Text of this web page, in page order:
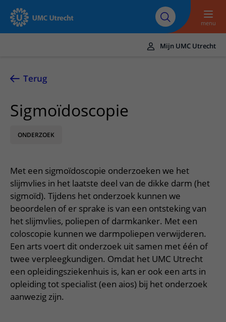
Naar hoofdinhoud
Over UMC
Utrecht
Research
Werken bij het UMC
Utrecht
menu
UMC Utrecht
Zorg en behandeling
Ziekten en aandoeningen
Poliklinieken
Verpleegafdelingen
Onze zorgverleners
Onderzoeken en diagnostiek
Het Wilhelmina Kinderziekenhuis
Afspraak en opname
Bezoek aan de polikliniek
Opname in het ziekenhuis
Voorbereiding op uw afspraak
Bloedprikken
Wachttijden
Bezoektijden
Wijzigen patiëntgegevens
Mijn UMC Utrecht patiëntportaal
Op bezoek in het UMC Utrecht
Apotheek
Winkels en restaurants
Faciliteiten en voorzieningen
Bezoekregels
Kwaliteit en veiligheid
Contact en route
Spoed
Contactgegevens
Route naar het ziekenhuis
Parkeren
Wegwijs in het ziekenhuis
Contact met polikliniek
Verwijzers
Patiënt verwijzen
Teleconsult aanvragen
Diagnostiek aanvragen
Zorgverlenersportaal
Meer UMC Utrecht
Over UMC Utrecht
Research
Onderwijs
Werken bij het UMC Utrecht
Mijn UMC Utrecht
Terug
Sigmoïdoscopie
ONDERZOEK
Met een sigmoïdoscopie onderzoeken we het
slijmvlies in het laatste deel van de dikke darm (het
sigmoïd). Tijdens het onderzoek kunnen we
beoordelen of er sprake is van een ontsteking van
het slijmvlies, poliepen of darmkanker. Met een
coloscopie kunnen we darmpoliepen verwijderen.
Een arts voert dit onderzoek uit samen met één of
twee verpleegkundigen. Omdat het UMC Utrecht
een opleidingsziekenhuis is, kan er ook een arts in
opleiding tot specialist (een aios) bij het onderzoek
aanwezig zijn.